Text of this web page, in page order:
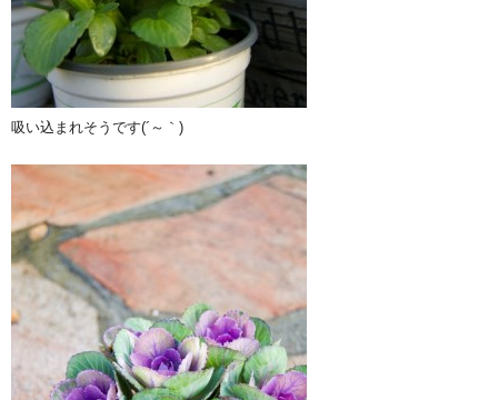
吸い込まれそうです(´～｀)